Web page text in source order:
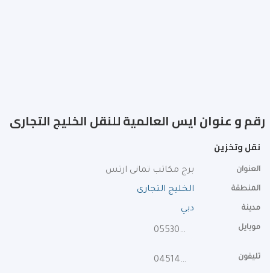
رقم و عنوان ايس العالمية للنقل الخليج التجارى
نقل وتخزين
العنوان برج مكاتب تمانى ارتس
المنطقة الخليج التجارى
مدينة دبي
موبايل 0553040797
تليفون 045147648